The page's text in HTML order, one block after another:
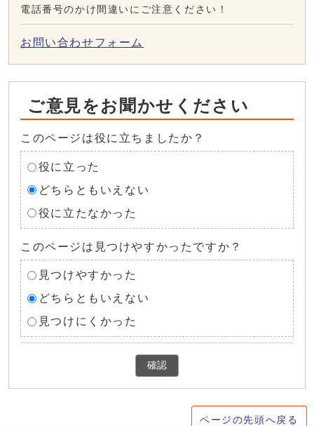
電話番号のかけ間違いにご注意ください！
お問い合わせフォーム
ご意見をお聞かせください
このページは役に立ちましたか？
役に立った
どちらともいえない
役に立たなかった
このページは見つけやすかったですか？
見つけやすかった
どちらともいえない
見つけにくかった
確認
ページの先頭へ戻る